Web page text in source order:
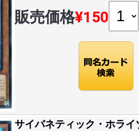
販売価格¥150
サイバネティック・ホライ